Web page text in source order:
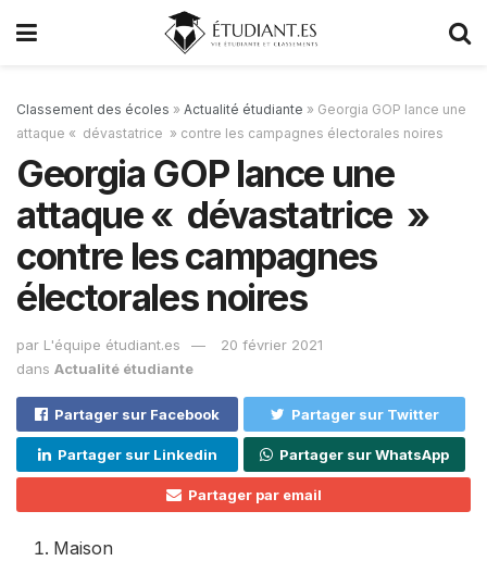
Classement des écoles » Actualité étudiante » Georgia GOP lance une
attaque « dévastatrice » contre les campagnes électorales noires
Georgia GOP lance une
attaque « dévastatrice »
contre les campagnes
électorales noires
par L'équipe étudiant.es
20 février 2021
dans Actualité étudiante
Partager sur Facebook Partager sur Twitter
Partager sur Linkedin Partager sur WhatsApp
Partager par email
Maison